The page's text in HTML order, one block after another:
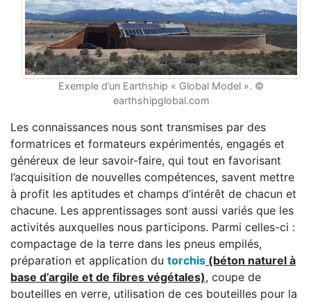
Exemple d’un Earthship « Global Model ». ©
earthshipglobal.com
Les connaissances nous sont transmises par des
formatrices et formateurs expérimentés, engagés et
généreux de leur savoir-faire, qui tout en favorisant
l’acquisition de nouvelles compétences, savent mettre
à profit les aptitudes et champs d’intérêt de chacun et
chacune. Les apprentissages sont aussi variés que les
activités auxquelles nous participons. Parmi celles-ci :
compactage de la terre dans les pneus empilés,
préparation et application du torchis (béton naturel à
base d’argile et de fibres végétales), coupe de
bouteilles en verre, utilisation de ces bouteilles pour la